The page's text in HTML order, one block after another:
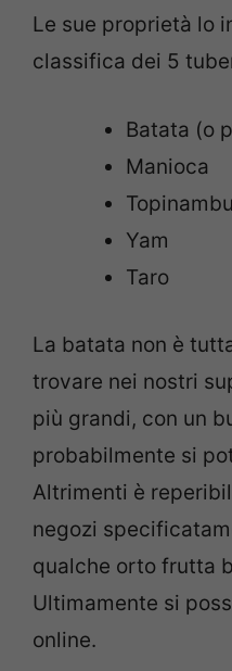
Le sue proprietà lo
classifica dei 5
Batata (o
Manioca
Yam
Taro
La batata non è
trovare nei nostri
più grandi, con un
probabilmente si
Altrimenti è
negozi
qualche orto frutta
Ultimamente si
online.